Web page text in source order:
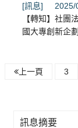
[訊息]
2025/
【轉知】社團
國大專創新企
上一頁 3
訊息摘要